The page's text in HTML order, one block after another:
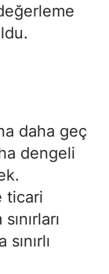
daha geç
dengeli
ticari